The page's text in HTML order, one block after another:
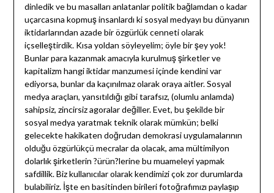
dinledik ve bu masalları anlatanlar politik bağlamdan o kadar
uçarcasına kopmuş insanlardı ki sosyal medyayı bu dünyanın
iktidarlarından azade bir özgürlük cenneti olarak
içselleştirdik. Kısa yoldan söyleyelim; öyle bir şey yok!
Bunlar para kazanmak amacıyla kurulmuş şirketler ve
kapitalizm hangi iktidar manzumesi içinde kendini var
ediyorsa, bunlar da kaçınılmaz olarak oraya aitler. Sosyal
medya araçları, yansıtıldığı gibi tarafsız, (olumlu anlamda)
sahipsiz, zincirsiz agoralar değiller. Evet, bu şekilde bir
sosyal medya yaratmak teknik olarak mümkün; belki
gelecekte hakikaten doğrudan demokrasi uygulamalarının
olduğu özgürlükçü mecralar da olacak, ama mültimilyon
dolarlık şirketlerin ?ürün?lerine bu muameleyi yapmak
safdillik. Biz kullanıcılar olarak kendimizi çok zor durumlarda
bulabiliriz. İşte en basitinden birileri fotoğrafımızı paylaşıp